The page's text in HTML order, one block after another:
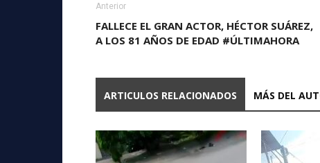
Anterior
FALLECE EL GRAN ACTOR, HÉCTOR SUÁREZ,
A LOS 81 AÑOS DE EDAD #ÚLTIMAHORA
ARTICULOS RELACIONADOS MÁS DEL